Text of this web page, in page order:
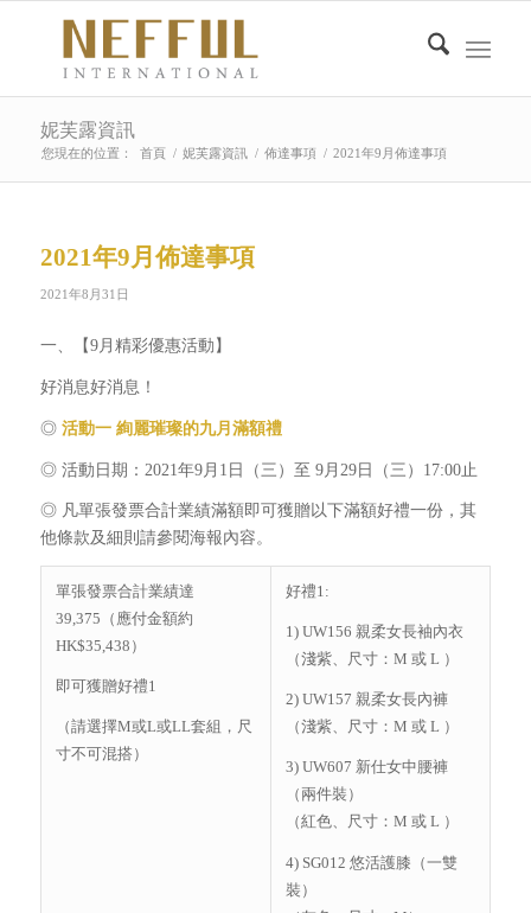
妮芙露資訊
您現在的位置： 首頁 / 妮芙露資訊 / 佈達事項 / 2021年9月佈達事項
2021年9月佈達事項
2021年8月31日
一、【9月精彩優惠活動】
好消息好消息！
◎ 活動一 絢麗璀璨的九月滿額禮
◎ 活動日期：2021年9月1日（三）至 9月29日（三）17:00止
◎ 凡單張發票合計業績滿額即可獲贈以下滿額好禮一份，其
他條款及細則請參閱海報內容。
單張發票合計業績達
39,375（應付金額約
HK$35,438）
即可獲贈好禮1
（請選擇M或L或LL套組，尺
寸不可混搭）
好禮1:
1) UW156 親柔女長袖內衣
（淺紫、尺寸：M 或 L ）
2) UW157 親柔女長內褲
（淺紫、尺寸：M 或 L ）
3) UW607 新仕女中腰褲
（兩件裝）
（紅色、尺寸：M 或 L ）
4) SG012 悠活護膝（一雙
裝）